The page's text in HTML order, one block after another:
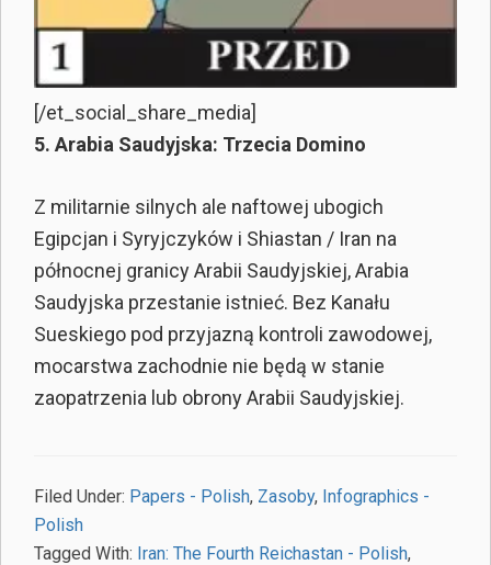
[/et_social_share_media]
5. Arabia Saudyjska: Trzecia Domino
Z militarnie silnych ale naftowej ubogich
Egipcjan i Syryjczyków i Shiastan / Iran na
północnej granicy Arabii Saudyjskiej, Arabia
Saudyjska przestanie istnieć. Bez Kanału
Sueskiego pod przyjazną kontroli zawodowej,
mocarstwa zachodnie nie będą w stanie
zaopatrzenia lub obrony Arabii Saudyjskiej.
Filed Under: Papers - Polish, Zasoby, Infographics -
Polish
Tagged With: Iran: The Fourth Reichastan - Polish,